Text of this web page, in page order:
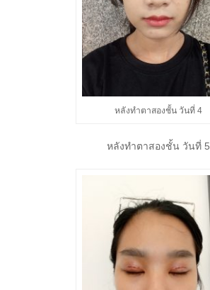
หลังทำตาสองชั้น วันที่ 4
หลังทำตาสองชั้น วันที่ 5